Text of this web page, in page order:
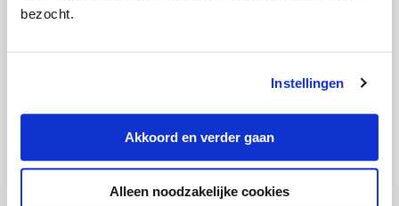
bezocht.
Instellingen
Akkoord en verder gaan
Alleen noodzakelijke cookies
abonnement in juli 2026